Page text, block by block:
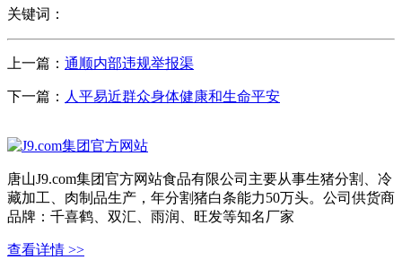
关键词：
上一篇： 通顺内部违规举报渠
下一篇： 人平易近群众身体健康和生命平安
唐山J9.com集团官方网站食品有限公司主要从事生猪分割、冷
藏加工、肉制品生产，年分割猪白条能力50万头。公司供货商
品牌：千喜鹤、双汇、雨润、旺发等知名厂家
查看详情 >>